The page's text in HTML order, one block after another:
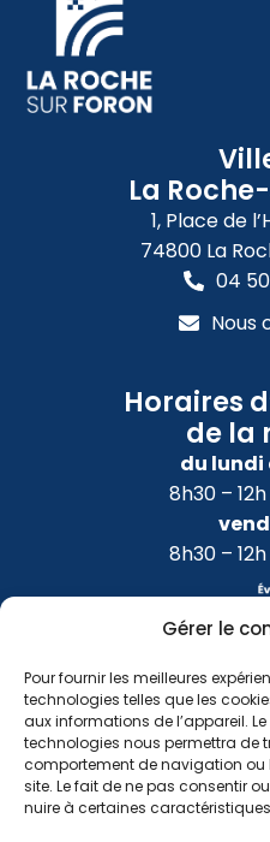
Gérer le
Pour fournir les meilleures
technologies telles que les
aux informations de l’appareil.
technologies nous permettra de
comportement de navigation ou
site. Le fait de ne pas consentir
nuire à certaines
La
1, Place de
74800 La
04
Nous
Horaires
de la
du lundi
8h30 –
8h30 –